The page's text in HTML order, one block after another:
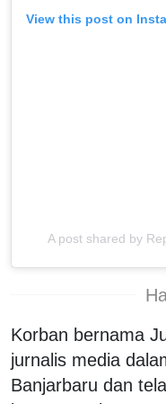
View this post on
A post shared by
Korban bernama
jurnalis media
Banjarbaru dan